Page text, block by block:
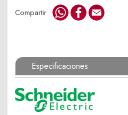
Compartir WhatsApp
Facebook
Especificaciones